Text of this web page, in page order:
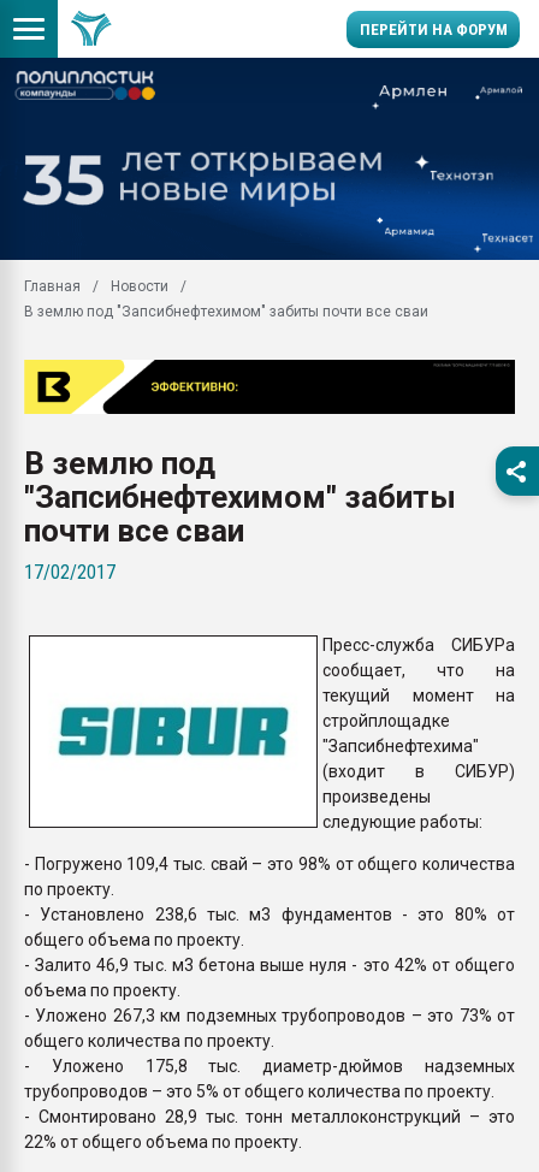
ПЕРЕЙТИ НА ФОРУМ
производство SPC
цикла
заводу пластмасс"
28.07.2026
28.07.2026
ПЕРЕЙТИ НА
Главная
Новости
В землю под "Запсибнефтехимом" забиты почти все сваи
В землю под
"Запсибнефтехимом" забиты
почти все сваи
17/02/2017
Пресс-служба СИБУРа
сообщает, что на
текущий момент на
стройплощадке
"Запсибнефтехима"
(входит в СИБУР)
произведены
следующие работы:
- Погружено 109,4 тыс. свай – это 98% от общего количества
по проекту.
- Установлено 238,6 тыс. м3 фундаментов - это 80% от
общего объема по проекту.
- Залито 46,9 тыс. м3 бетона выше нуля - это 42% от общего
объема по проекту.
- Уложено 267,3 км подземных трубопроводов – это 73% от
общего количества по проекту.
- Уложено 175,8 тыс. диаметр-дюймов надземных
трубопроводов – это 5% от общего количества по проекту.
- Смонтировано 28,9 тыс. тонн металлоконструкций – это
22% от общего объема по проекту.